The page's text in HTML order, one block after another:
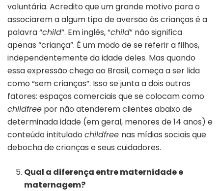
voluntária. Acredito que um grande motivo para o
associarem a algum tipo de aversão às crianças é a
palavra “child”. Em inglês, “child” não significa
apenas “criança”. É um modo de se referir a filhos,
independentemente da idade deles. Mas quando
essa expressão chega ao Brasil, começa a ser lida
como “sem crianças”. Isso se junta a dois outros
fatores: espaços comerciais que se colocam como
childfree por não atenderem clientes abaixo de
determinada idade (em geral, menores de 14 anos) e
conteúdo intitulado childfree nas mídias sociais que
debocha de crianças e seus cuidadores.
Qual a diferença entre maternidade e
maternagem?